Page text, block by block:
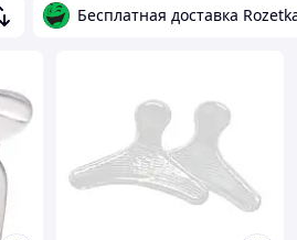
Бесплатная доставка